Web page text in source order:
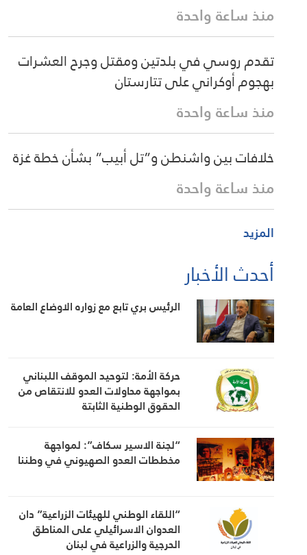
منذ ساعة واحدة
تقدم روسي في بلدتين ومقتل وجرح العشرات
بهجوم أوكراني على تتارستان
منذ ساعة واحدة
خلافات بين واشنطن و”تل أبيب” بشأن خطة غزة
منذ ساعة واحدة
المزيد
أحدث الأخبار
الرئيس بري تابع مع زواره الاوضاع العامة
حركة الأمة: لتوحيد الموقف اللبناني
بمواجهة محاولات العدو للانتقاص من
الحقوق الوطنية الثابتة
“لجنة الاسير سكاف”: لمواجهة
مخططات العدو الصهيوني في وطننا
“اللقاء الوطني للهيئات الزراعية” دان
العدوان الاسرائيلي على المناطق
الحرجية والزراعية في لبنان